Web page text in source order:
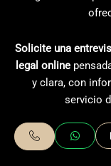
Solicite una
legal online
y clara, con
servicio